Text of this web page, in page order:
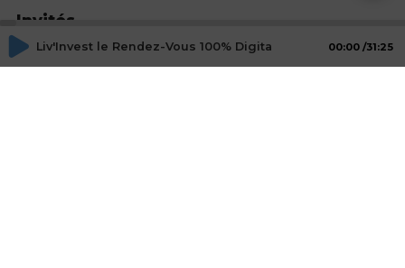
Invités
Liv'Invest le Rendez-Vous 100% Digital des Épargnants -
00:00 31:25